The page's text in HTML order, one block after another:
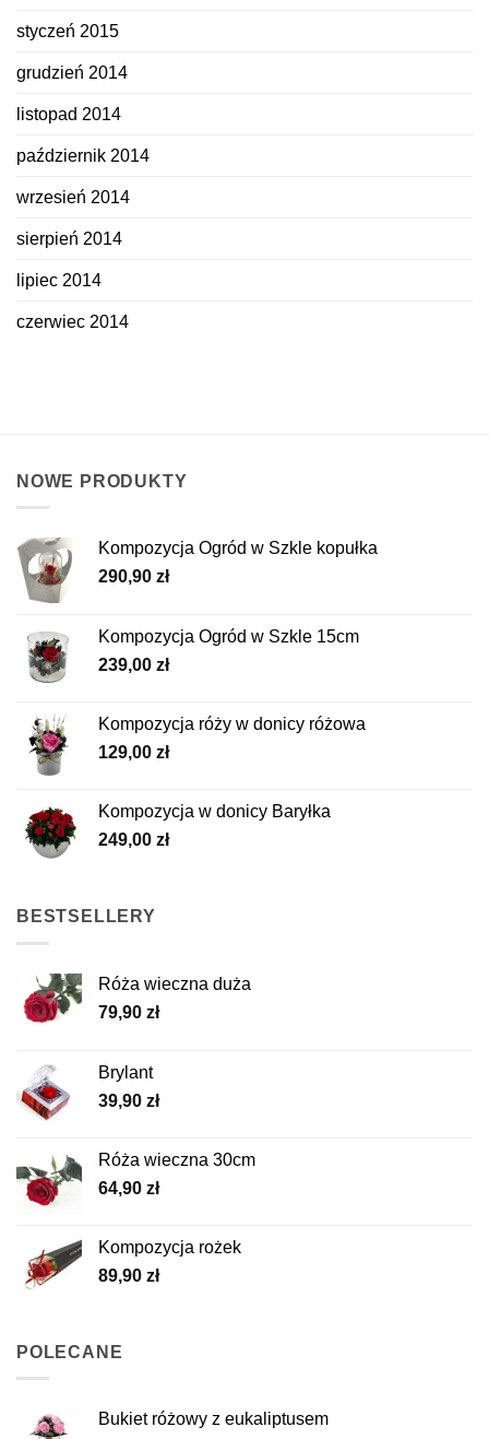
styczeń 2015
grudzień 2014
listopad 2014
październik 2014
wrzesień 2014
sierpień 2014
lipiec 2014
czerwiec 2014
NOWE PRODUKTY
Kompozycja Ogród w Szkle kopułka
290,90 zł
Kompozycja Ogród w Szkle 15cm
239,00 zł
Kompozycja róży w donicy różowa
129,00 zł
Kompozycja w donicy Baryłka
249,00 zł
BESTSELLERY
Róża wieczna duża
79,90 zł
Brylant
39,90 zł
Róża wieczna 30cm
64,90 zł
Kompozycja rożek
89,90 zł
POLECANE
Bukiet różowy z eukaliptusem